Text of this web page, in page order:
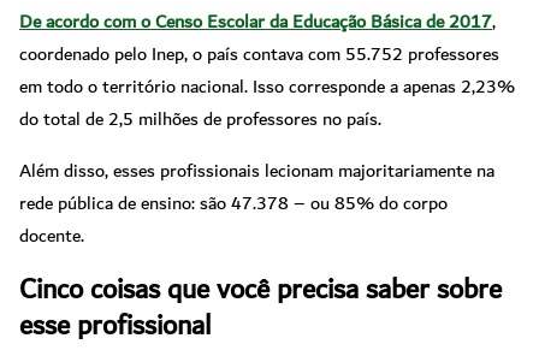
De acordo com o Censo Escolar da Educação Básica de 2017,
coordenado pelo Inep, o país contava com 55.752 professores
em todo o território nacional. Isso corresponde a apenas 2,23%
do total de 2,5 milhões de professores no país.
Além disso, esses profissionais lecionam majoritariamente na
rede pública de ensino: são 47.378 – ou 85% do corpo
docente.
Cinco coisas que você precisa saber sobre
esse profissional